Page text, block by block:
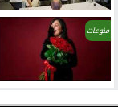
منوعات